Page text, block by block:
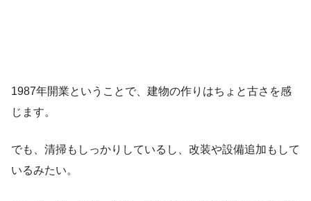
1987年開業ということで、建物の作りはちょと古さを感
じます。
でも、清掃もしっかりしているし、改装や設備追加もして
いるみたい。